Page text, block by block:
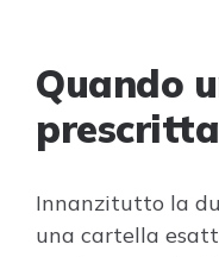
Quando
Innanzitutto la
una cartella